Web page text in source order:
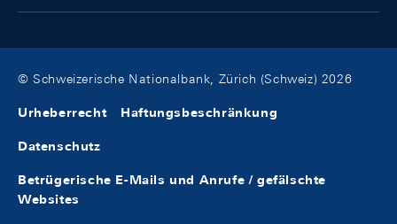
© Schweizerische Nationalbank, Zürich (Schweiz) 2026
Urheberrecht Haftungsbeschränkung
Datenschutz
Betrügerische E-Mails und Anrufe / gefälschte
Websites